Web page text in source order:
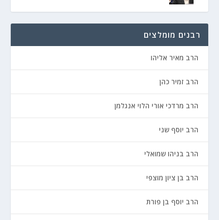
רבנים מומלצים
הרב מאיר אליהו
הרב זמיר כהן
הרב מרדכי אורי הלוי אנגלמן
הרב יוסף שני
הרב בניהו שמואלי
הרב בן ציון מוצפי
הרב יוסף בן פורת